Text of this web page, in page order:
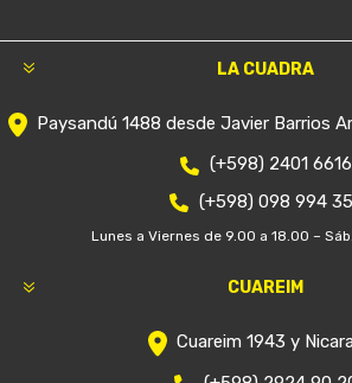
LA CUADRA
Paysandú 1488 desde Javier Barrios
(+598) 2401 6616
(+598) 098 994
Lunes a Viernes de 9.00 a 18.00 –
CUAREIM
Cuareim 1943 y